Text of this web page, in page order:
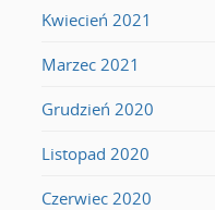
Kwiecień 2021
Marzec 2021
Grudzień 2020
Listopad 2020
Czerwiec 2020